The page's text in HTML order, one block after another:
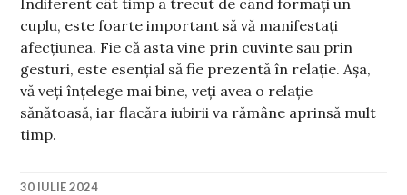
cuplu, este foarte important să vă manifestați
afecțiunea. Fie că asta vine prin cuvinte sau prin
gesturi, este esențial să fie prezentă în relație. Așa,
vă veți înțelege mai bine, veți avea o relație
sănătoasă, iar flacăra iubirii va rămâne aprinsă mult
timp.
30 IULIE 2024